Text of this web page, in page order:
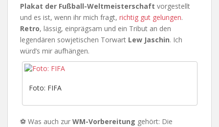
Plakat der Fußball-Weltmeisterschaft vorgestellt
und es ist, wenn ihr mich fragt, richtig gut gelungen.
Retro, lässig, einprägsam und ein Tribut an den
legendären sowjetischen Torwart Lew Jaschin. Ich
würd’s mir aufhängen.
Foto: FIFA
⚽ Was auch zur WM-Vorbereitung gehört: Die